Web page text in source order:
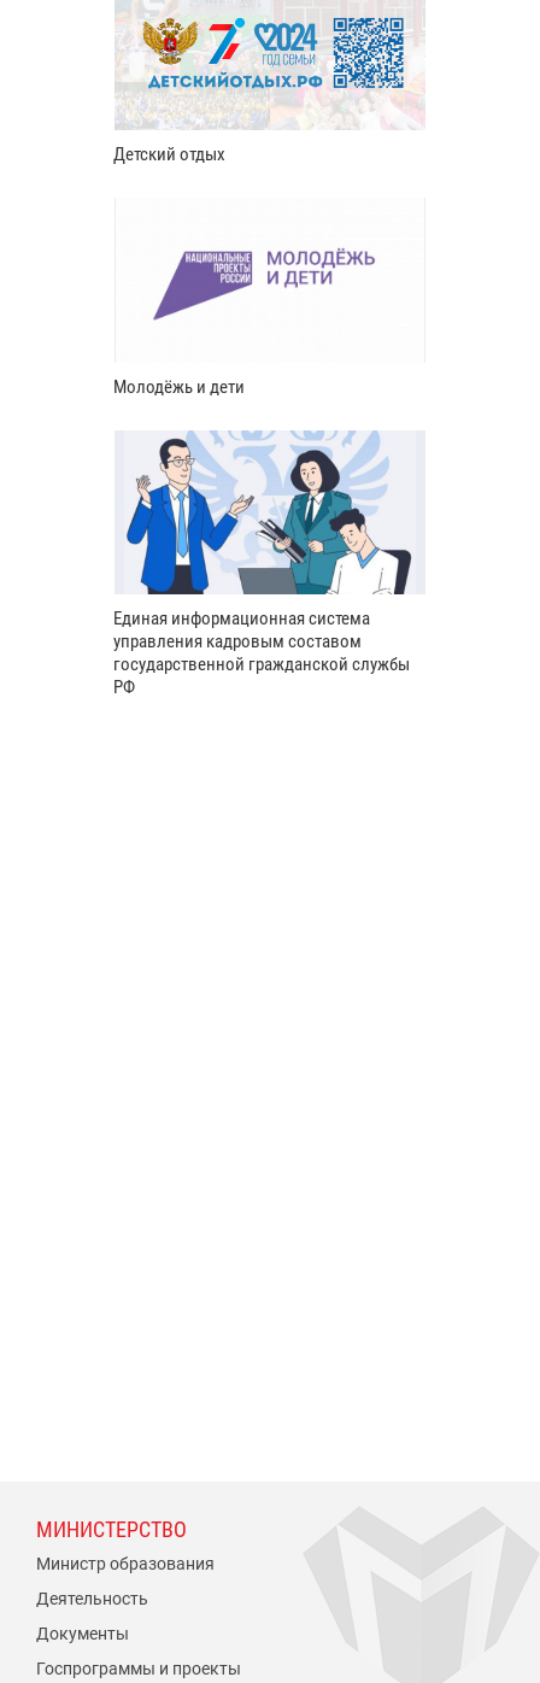
Детский отдых
Молодёжь и дети
Единая информационная система
управления кадровым составом
государственной гражданской службы
РФ
МИНИСТЕРСТВО
Министр образования
Деятельность
Документы
Госпрограммы и проекты